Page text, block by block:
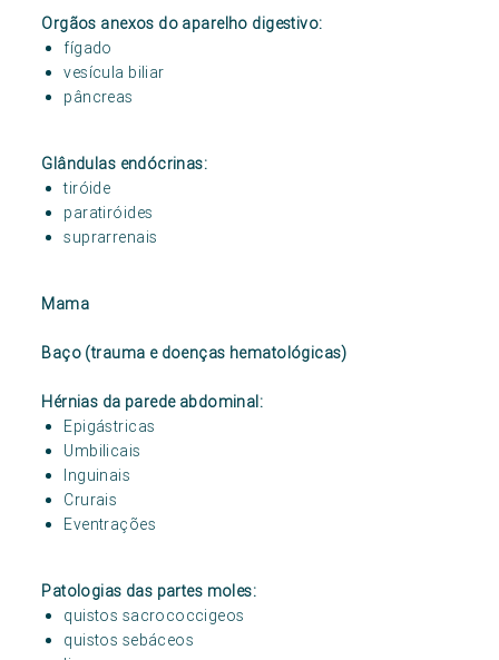
Orgãos anexos do aparelho digestivo:
fígado
vesícula biliar
pâncreas
Glândulas endócrinas:
tiróide
paratiróides
suprarrenais
Mama
Baço (trauma e doenças hematológicas)
Hérnias da parede abdominal:
Epigástricas
Umbilicais
Inguinais
Crurais
Eventrações
Patologias das partes moles:
quistos sacrococcigeos
quistos sebáceos